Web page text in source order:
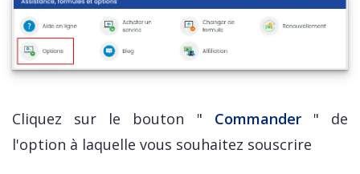
Cliquez sur le bouton " Commander " de
l'option à laquelle vous souhaitez souscrire